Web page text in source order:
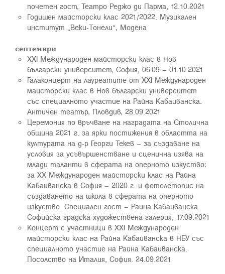
почетен гост, Театро Реджо ди Парма, 12.10.2021
Годишен майсторски клас 2021/2022. Музикален
институт „Веки-Тонели“, Модена
септември
ХХI Международен майсторски клас в Нов
български университет, София, 06.09 – 01.10.2021
Галаконцерт на лауреатите от ХХI Международен
майсторски клас в Нов български университет
със специалното участие на Райна Кабаиванска.
Античен театър, Пловдив, 28.09.2021
Церемония по връчване на наградата на Столична
община 2021 г. за ярки постижения в областта на
културата на д-р Георги Текев – за създаване на
условия за усъвършенстване и сценична изява на
млади таланти в сферата на оперното изкуство:
за ХХ Международен майсторски клас на Райна
Кабаиванска в София – 2020 г. и фотолетопис на
създаването на школа в сферата на оперното
изкуство. Специален гост – Райна Кабаиванска.
Софийска градска художествена галерия, 17.09.2021
Kонцерт с участници в ХXI Международен
майсторски клас на Райна Кабаиванска в НБУ със
специалното участие на Райна Кабаиванска.
Посолство на Италия, София. 24.09.2021